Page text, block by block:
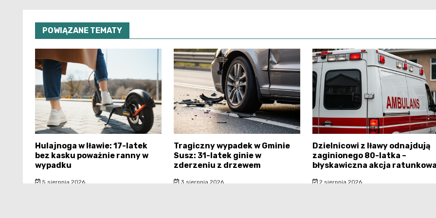
POWIĄZANE TEMATY
Hulajnoga w Iławie: 17-latek
bez kasku poważnie ranny w
wypadku
5 sierpnia 2026
Tragiczny wypadek w Gminie
Susz: 31-latek ginie w
zderzeniu z drzewem
3 sierpnia 2026
Dzielnicowi z Iławy odnajdują
zaginionego 80-latka –
błyskawiczna akcja
2 sierpnia 2026